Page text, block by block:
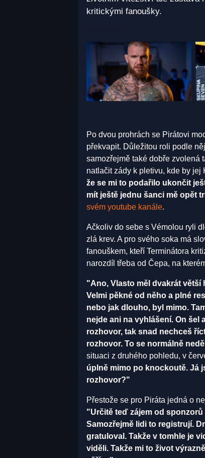
kritickými fanoušky.
Po dvou prohrách se Pirátovi
překvapit. Důležitou roli podle
samozřejmě také dobře zvolená
natlačit zády k pletivu, kde by jej
že se mi to podařilo ukončit
mít ještě jednu šanci mě opět
svém youtube kanále.
Ačkoliv do sebe s Vémolou ryli
zlá krev. A pro svého soka má
fanouškem, kteří Terminátora
narozdíl třeba od Čepa, na
"Ano, Vlasto měl dvakrát větší
Velmi pěkné od něho a plné
nebo jak dlouho, byl mimo.
nejde ani na vyhlášení. On šel
rozhovor, tak snad nechceš
rozhovor. To se normálně
situaci z druhého pohledu, v
úplně mimo po knockoutě. Já
rozhovor?"
Přestože se pro Piráta jedná o
"Určitě teď zájem od sponzorů
Samozřejmě lidi to registrují.
gratuloval. Takže v tomhle je
viděli. Takže mi to život